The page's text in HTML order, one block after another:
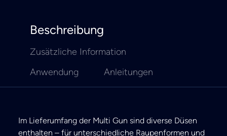
Beschreibung
Zusätzliche Information
Anwendung
Anleitungen
Im Lieferumfang der Multi Gun sind diverse Düsen
enthalten – für unterschiedliche Raupenformen und